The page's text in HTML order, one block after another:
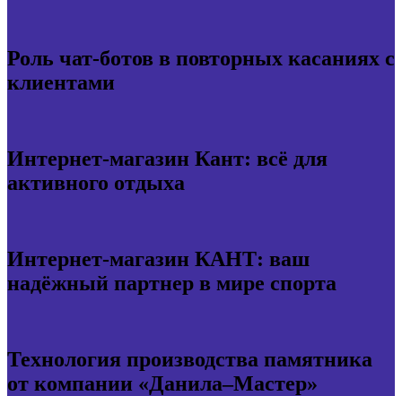
Роль чат-ботов в повторных касаниях с
клиентами
Интернет-магазин Кант: всё для
активного отдыха
Интернет-магазин КАНТ: ваш
надёжный партнер в мире спорта
Технология производства памятника
от компании «Данила–Мастер»